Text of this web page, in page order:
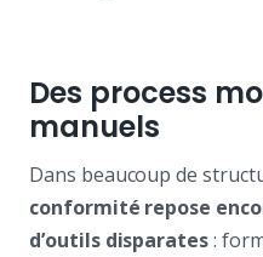
Des process
manuels
Dans beaucoup de
conformité repose
d’outils disparates: